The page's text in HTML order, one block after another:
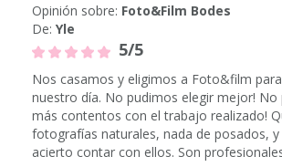
Opinión sobre: Foto&Film Bodes
De: Yle
5/5
Nos casamos y eligimos a Foto&film
nuestro día. No pudimos elegir mejor!
más contentos con el trabajo realizado!
fotografías naturales, nada de posados,
acierto contar con ellos. Son